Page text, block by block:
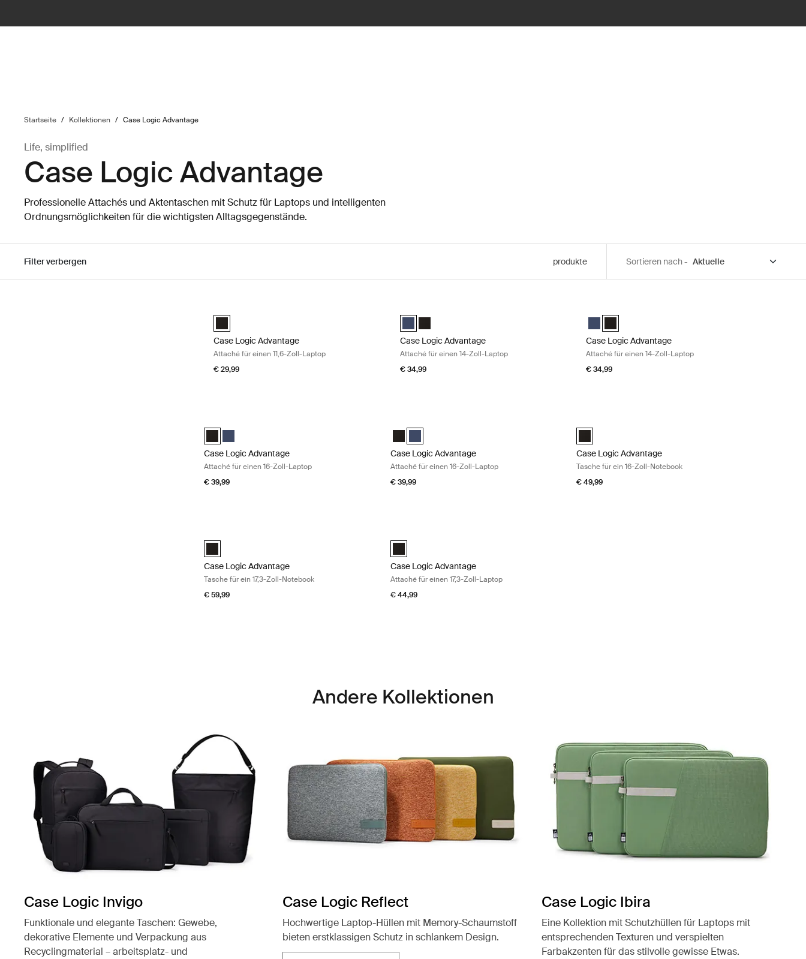
Startseite / Kollektionen / Case Logic Advantage
Life, simplified
Case Logic Advantage
Professionelle Attachés und Aktentaschen mit Schutz für Laptops und intelligenten
Ordnungsmöglichkeiten für die wichtigsten Alltagsgegenstände.
Filter verbergen produkte Sortieren nach -
Case Logic Advantage 11.6" Attaché Schwarz (selected)
Case Logic Advantage
Attaché für einen 11,6-Zoll-Laptop
€ 29,99
Case Logic Advantage 14" Attaché Dark Blue (selected)
Case Logic Advantage 14" Attaché Schwarz
Case Logic Advantage
Attaché für einen 14-Zoll-Laptop
€ 34,99
Case Logic Advantage 14" Attaché Dark Blue
Case Logic Advantage 14" Attaché Schwarz
Case Logic Advantage
Attaché für einen 14-Zoll-Laptop
€ 34,99
Case Logic Advantage 16" Attaché Schwarz (selected)
Case Logic Advantage 16" Attaché Dark Blue
Case Logic Advantage
Attaché für einen 16-Zoll-Laptop
€ 39,99
Case Logic Advantage 16" Attaché Schwarz
Case Logic Advantage 16" Attaché Dark Blue (selected)
Case Logic Advantage
Attaché für einen 16-Zoll-Laptop
€ 39,99
Case Logic Advantage 16" Laptop Briefcase Schwarz
Case Logic Advantage
Tasche für ein 16-Zoll-Notebook
€ 49,99
Case Logic Advantage 17.3" Laptop Briefcase Schwarz (selected)
Case Logic Advantage
Tasche für ein 17,3-Zoll-Notebook
€ 59,99
Case Logic Advantage 17.3" Attaché Schwarz (selected)
Case Logic Advantage
Attaché für einen 17,3-Zoll-Laptop
€ 44,99
Andere Kollektionen
Case Logic Invigo
Funktionale und elegante Taschen: Gewebe,
dekorative Elemente und Verpackung aus
Recyclingmaterial – arbeitsplatz- und
Case Logic Reflect
Hochwertige Laptop-Hüllen mit Memory-Schaumstoff
bieten erstklassigen Schutz in schlankem Design.
Case Logic Ibira
Eine Kollektion mit Schutzhüllen für Laptops mit
entsprechenden Texturen und verspielten
Farbakzenten für das stilvolle gewisse Etwas.